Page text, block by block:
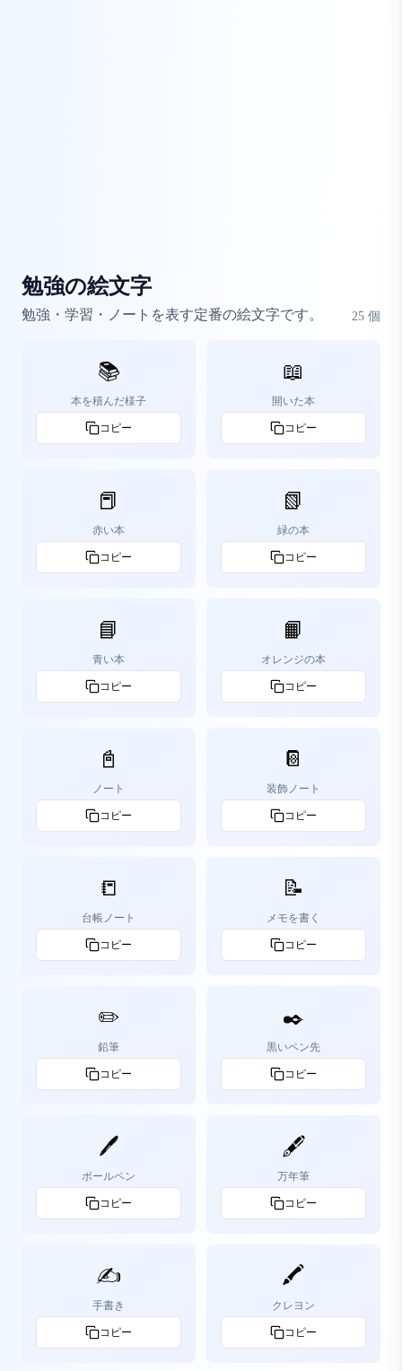
勉強の絵文字
勉強・学習・ノートを表す定番の絵文字です。 25 個
📚
本を積んだ様子
コピー
📖
開いた本
コピー
📕
赤い本
コピー
📗
緑の本
コピー
📘
青い本
コピー
📙
オレンジの本
コピー
📓
ノート
コピー
📔
装飾ノート
コピー
📒
台帳ノート
コピー
📝
メモを書く
コピー
✏️
鉛筆
コピー
✒️
黒いペン先
コピー
🖊️
ボールペン
コピー
🖋️
万年筆
コピー
✍️
手書き
コピー
🖍️
クレヨン
コピー